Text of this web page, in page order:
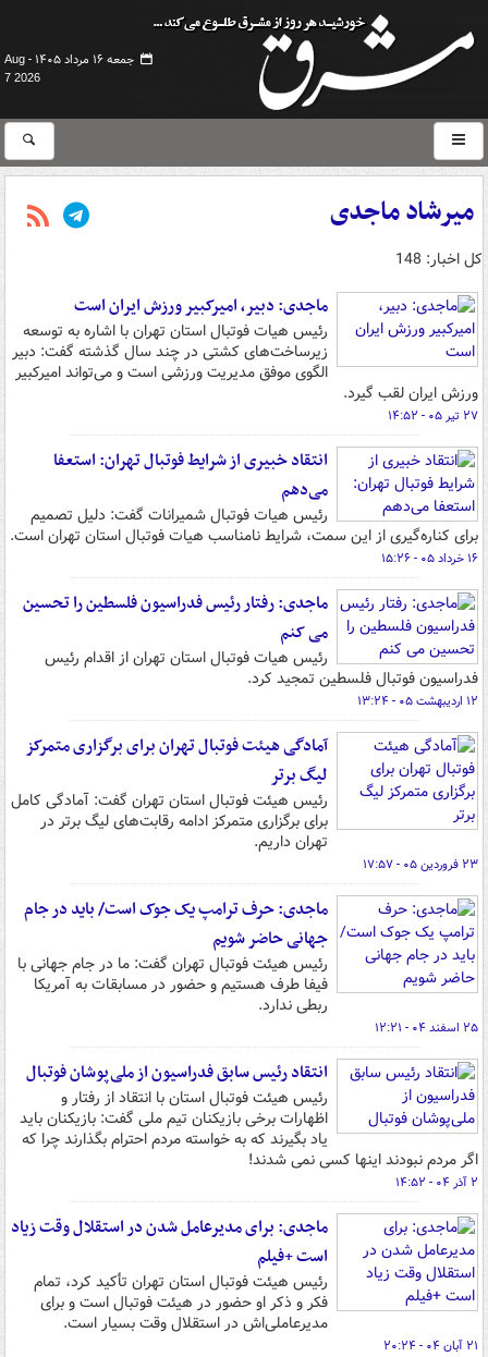
جمعه ۱۶ مرداد ۱۴۰۵ -
Aug
7 2026
میرشاد ماجدی
کل اخبار: 148
ماجدی: دبیر، امیرکبیر ورزش ایران است
رئیس هیات فوتبال استان تهران با اشاره به توسعه
زیرساخت‌های کشتی در چند سال گذشته گفت: دبیر
الگوی موفق مدیریت ورزشی است و می‌تواند امیرکبیر
ورزش ایران لقب گیرد.
۲۷ تیر ۰۵ - ۱۴:۵۲
انتقاد خبیری از شرایط فوتبال تهران: استعفا
می‌دهم
رئیس هیات فوتبال شمیرانات گفت: دلیل تصمیم
برای کناره‌گیری‌ از این سمت، شرایط نامناسب هیات فوتبال استان تهران است.
۱۶ خرداد ۰۵ - ۱۵:۲۶
ماجدی: رفتار رئیس فدراسیون فلسطین را تحسین
می کنم
رئیس هیات فوتبال استان تهران از اقدام رئیس
فدراسیون فوتبال فلسطین تمجید کرد.
۱۲ اردیبهشت ۰۵ - ۱۳:۲۴
آمادگی هیئت فوتبال تهران برای برگزاری متمرکز
لیگ برتر
رئیس هیئت فوتبال استان تهران گفت: آمادگی کامل
برای برگزاری متمرکز ادامه رقابت‌های لیگ برتر در
تهران داریم.
۲۳ فروردین ۰۵ - ۱۷:۵۷
ماجدی: حرف ترامپ یک جوک است/ باید در جام
جهانی حاضر شویم
رئیس هیئت فوتبال تهران گفت: ما در جام جهانی با
فیفا طرف هستیم و حضور در مسابقات به آمریکا
ربطی ندارد.
۲۵ اسفند ۰۴ - ۱۲:۲۱
انتقاد رئیس سابق فدراسیون از ملی‌پوشان فوتبال
رئیس هیئت فوتبال استان با انتقاد از رفتار و
اظهارات برخی بازیکنان تیم ملی گفت: بازیکنان باید
یاد بگیرند که به خواسته مردم احترام بگذارند چرا که
اگر مردم نبودند اینها کسی نمی شدند!
۲ آذر ۰۴ - ۱۴:۵۲
ماجدی: برای مدیرعامل شدن در استقلال وقت زیاد
است +فیلم
رئیس هیئت فوتبال استان تهران تأکید کرد، تمام
فکر و ذکر او حضور در هیئت فوتبال است و برای
مدیرعاملی‌اش در استقلال وقت بسیار است.
۲۱ آبان ۰۴ - ۲۰:۲۴